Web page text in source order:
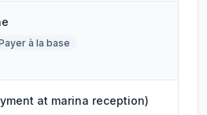
à la base
at marina reception)